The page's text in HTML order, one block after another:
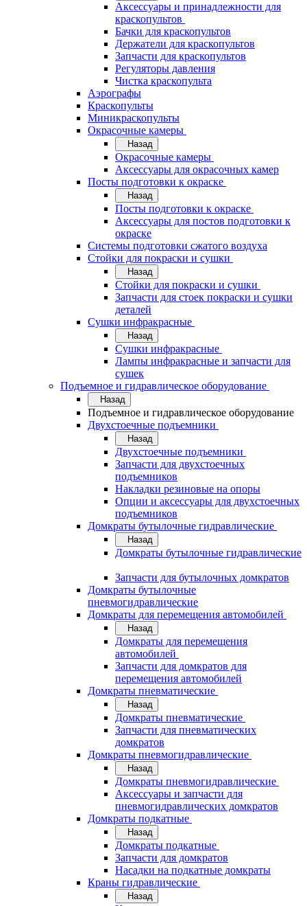
Аксессуары и принадлежности для
краскопультов
Бачки для краскопультов
Держатели для краскопультов
Запчасти для краскопультов
Регуляторы давления
Чистка краскопульта
Аэрографы
Краскопульты
Миникраскопульты
Окрасочные камеры
Назад
Окрасочные камеры
Аксессуары для окрасочных камер
Посты подготовки к окраске
Назад
Посты подготовки к окраске
Аксессуары для постов подготовки к
окраске
Системы подготовки сжатого воздуха
Стойки для покраски и сушки
Назад
Стойки для покраски и сушки
Запчасти для стоек покраски и сушки
деталей
Сушки инфракрасные
Назад
Сушки инфракрасные
Лампы инфракрасные и запчасти для
сушек
Подъемное и гидравлическое оборудование
Назад
Подъемное и гидравлическое оборудование
Двухстоечные подъемники
Назад
Двухстоечные подъемники
Запчасти для двухстоечных
подъемников
Накладки резиновые на опоры
Опции и аксессуары для двухстоечных
подъемников
Домкраты бутылочные гидравлические
Назад
Домкраты бутылочные гидравлические
Запчасти для бутылочных домкратов
Домкраты бутылочные
пневмогидравлические
Домкраты для перемещения автомобилей
Назад
Домкраты для перемещения
автомобилей
Запчасти для домкратов для
перемещения автомобилей
Домкраты пневматические
Назад
Домкраты пневматические
Запчасти для пневматических
домкратов
Домкраты пневмогидравлические
Назад
Домкраты пневмогидравлические
Аксессуары и запчасти для
пневмогидравлических домкратов
Домкраты подкатные
Назад
Домкраты подкатные
Запчасти для домкратов
Насадки на подкатные домкраты
Краны гидравлические
Назад